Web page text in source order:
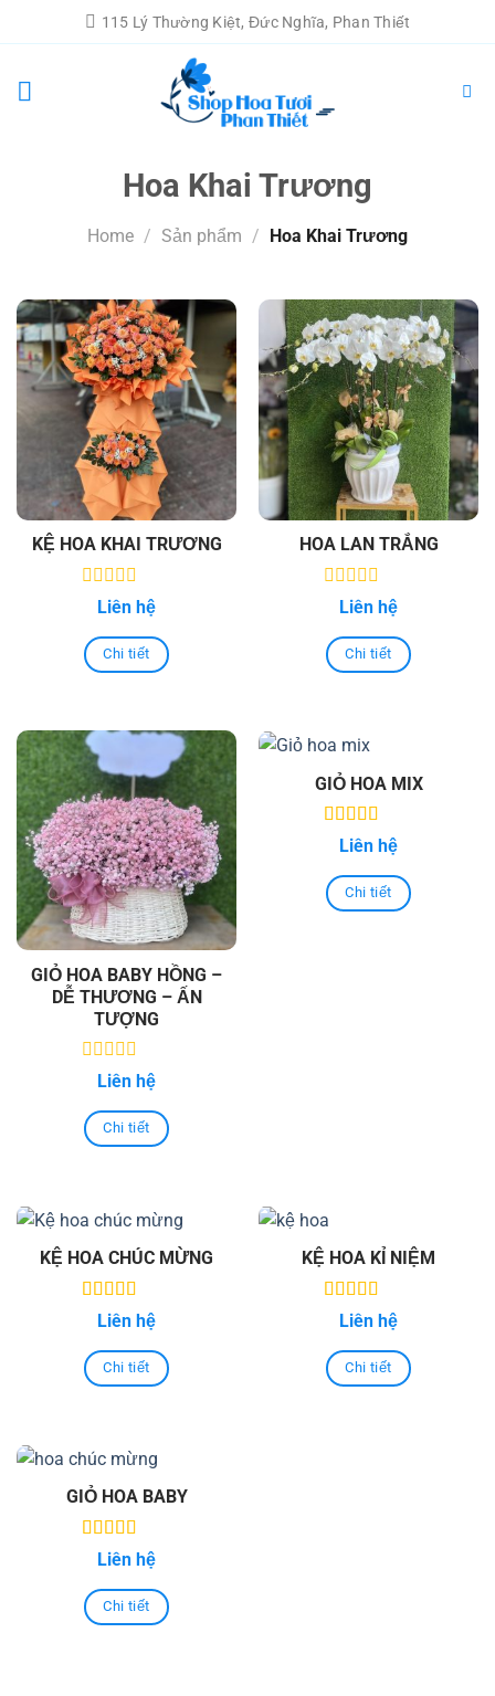
đến
dung
115 Lý Thường Kiệt, Đức Nghĩa, Phan Thiết
Hoa Khai Trương
Home / Sản phẩm / Hoa Khai Trương
KỆ HOA KHAI TRƯƠNG
out
of
5
Liên hệ
Chi tiết
HOA LAN TRẮNG
out
of
5
Liên hệ
Chi tiết
GIỎ HOA BABY HỒNG –
DỄ THƯƠNG – ẤN
TƯỢNG
out
of
5
Liên hệ
Chi tiết
GIỎ HOA MIX
5.00out of
Liên hệ
Chi tiết
KỆ HOA CHÚC MỪNG
5.00out of
Liên hệ
Chi tiết
KỆ HOA KỈ NIỆM
5.00out of
Liên hệ
Chi tiết
GIỎ HOA BABY
5.00out of
Liên hệ
Chi tiết